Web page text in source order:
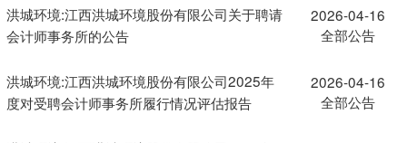
洪城环境:江西洪城环境股份有限公司关于聘请
会计师事务所的公告
2026-04-16
全部公告
洪城环境:江西洪城环境股份有限公司2025年
度对受聘会计师事务所履行情况评估报告
2026-04-16
全部公告